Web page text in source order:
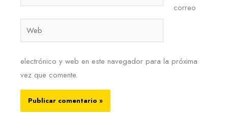
correo
electrónico y web en este navegador para la próxima
vez que comente.